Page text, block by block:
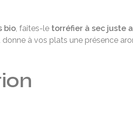
bio , faites-le torréfier à sec juste
à vos plats une présence